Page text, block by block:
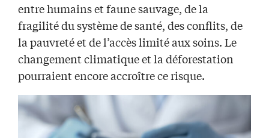
entre humains et faune sauvage, de la
fragilité du système de santé, des conflits, de
la pauvreté et de l’accès limité aux soins. Le
changement climatique et la déforestation
pourraient encore accroître ce risque.